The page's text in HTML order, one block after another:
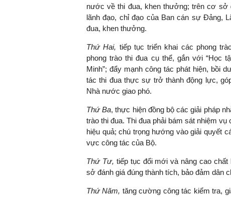
nước về thi đua, khen thưởng; trên cơ
lãnh đạo, chỉ đạo của Ban cán sự Đảng,
đua, khen thưởng.
Thứ Hai, tiếp tục triển khai các phong
phong trào thi đua cụ thể, gắn với “Học
Minh”; đẩy mạnh công tác phát hiện, bồi
tác thi đua thực sự trở thành động lực,
Nhà nước giao phó.
Thứ Ba, thực hiện đồng bộ các giải pháp
trào thi đua. Thi đua phải bám sát nhiệm
hiệu quả; chú trọng hướng vào giải quyết
vực công tác của Bộ.
Thứ Tư, tiếp tục đổi mới và nâng cao
sở đánh giá đúng thành tích, bảo đảm dân
Thứ Năm, tăng cường công tác kiểm tra,